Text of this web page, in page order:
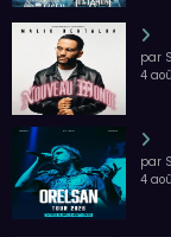
par
4
par
4